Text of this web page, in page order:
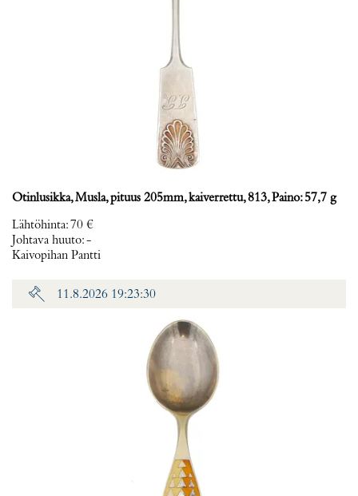
Otinlusikka, Musla, pituus 205mm, kaiverrettu, 813, Paino: 57,7 g
Lähtöhinta:70 €
Johtava huuto:-
Kaivopihan Pantti
11.8.2026 19:23:30